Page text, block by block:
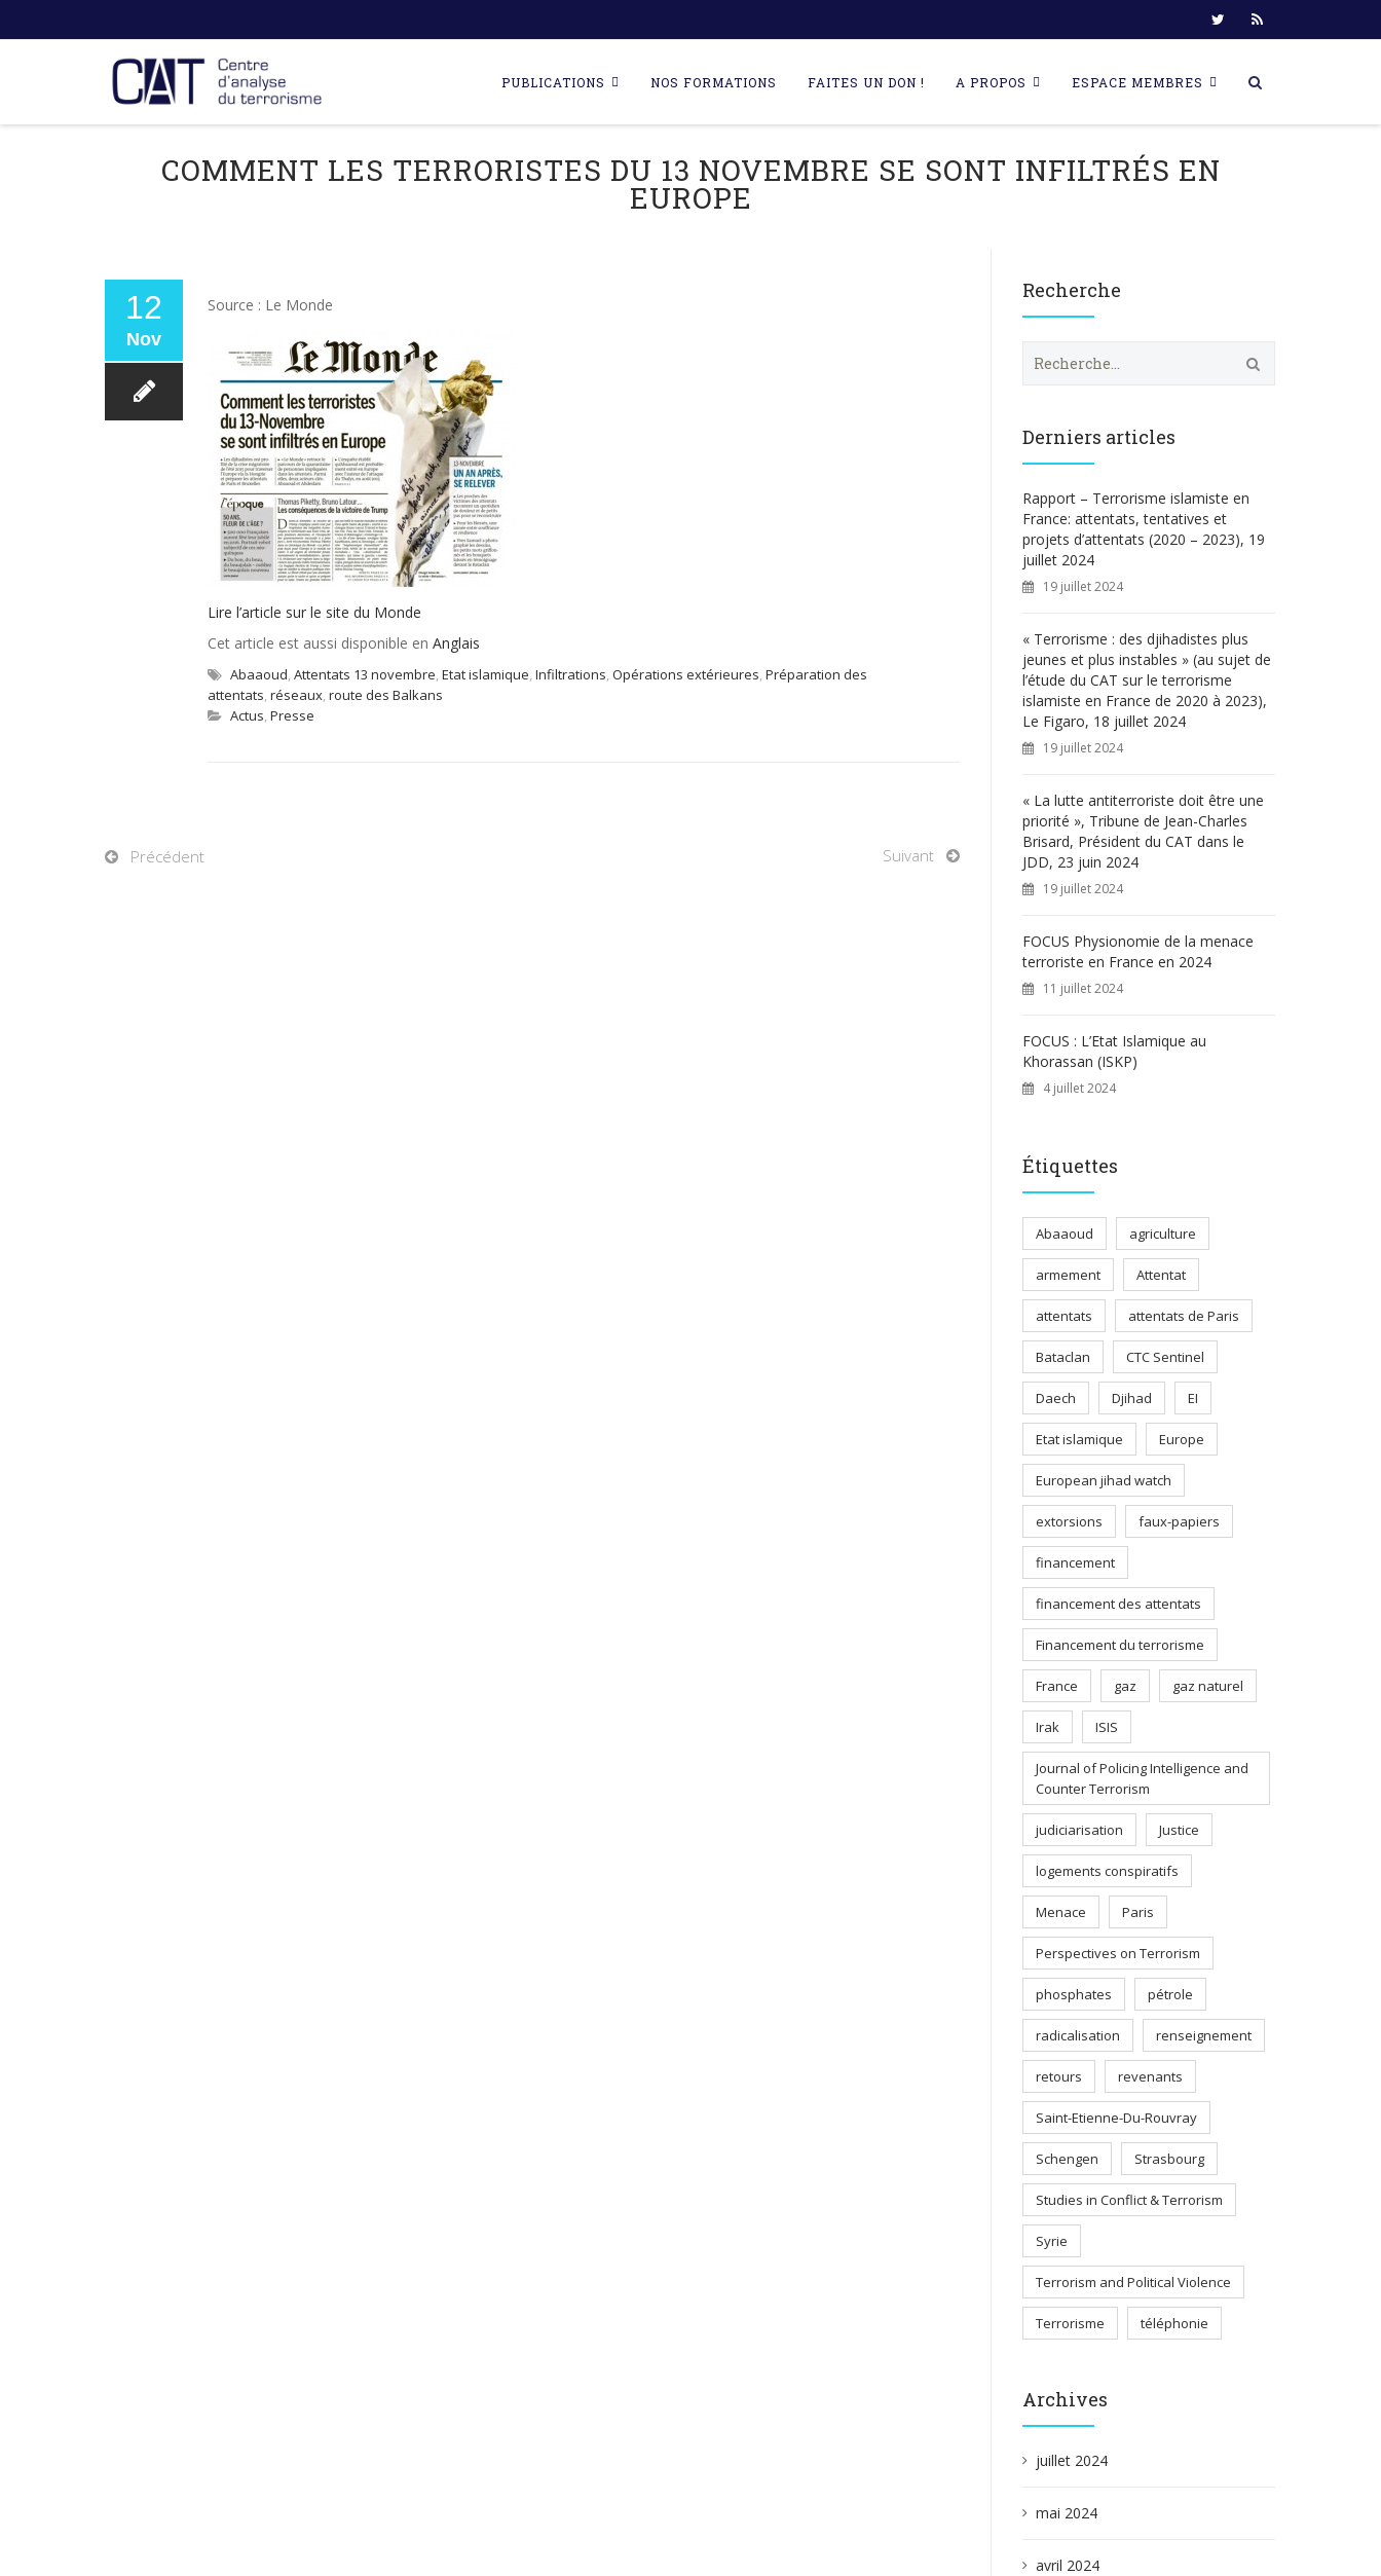
content
PUBLICATIONS NOS FORMATIONS FAITES UN DON ! A PROPOS ESPACE MEMBRES
COMMENT LES TERRORISTES DU 13 NOVEMBRE SE SONT INFILTRÉS EN
EUROPE
12
Nov
Source : Le Monde
Lire l’article sur le site du Monde
Cet article est aussi disponible en Anglais
Abaaoud, Attentats 13 novembre, Etat islamique, Infiltrations, Opérations extérieures, Préparation des
attentats, réseaux, route des Balkans
Actus, Presse
Précédent Suivant
Recherche
e
h
e
r
:
Derniers articles
Rapport – Terrorisme islamiste en
France: attentats, tentatives et
projets d’attentats (2020 – 2023), 19
juillet 2024
19 juillet 2024
« Terrorisme : des djihadistes plus
jeunes et plus instables » (au sujet de
l’étude du CAT sur le terrorisme
islamiste en France de 2020 à 2023),
Le Figaro, 18 juillet 2024
19 juillet 2024
« La lutte antiterroriste doit être une
priorité », Tribune de Jean-Charles
Brisard, Président du CAT dans le
JDD, 23 juin 2024
19 juillet 2024
FOCUS Physionomie de la menace
terroriste en France en 2024
11 juillet 2024
FOCUS : L’Etat Islamique au
Khorassan (ISKP)
4 juillet 2024
Étiquettes
Abaaoud agriculture
armement Attentat
attentats attentats de Paris
Bataclan CTC Sentinel
Daech Djihad EI
Etat islamique Europe
European jihad watch
extorsions faux-papiers
financement
financement des attentats
Financement du terrorisme
France gaz gaz naturel
Irak ISIS
Journal of Policing Intelligence and
Counter Terrorism
judiciarisation Justice
logements conspiratifs
Menace Paris
Perspectives on Terrorism
phosphates pétrole
radicalisation renseignement
retours revenants
Saint-Etienne-Du-Rouvray
Schengen Strasbourg
Studies in Conflict & Terrorism
Syrie
Terrorism and Political Violence
Terrorisme téléphonie
Archives
juillet 2024
mai 2024
avril 2024